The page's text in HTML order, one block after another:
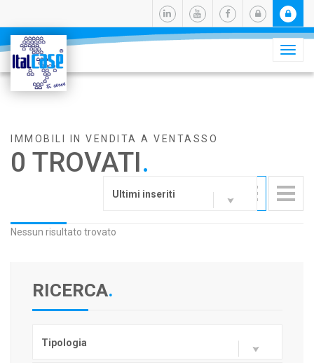
IMMOBILI IN VENDITA A VENTASSO
0 TROVATI.
Ultimi inseriti
Nessun risultato trovato
RICERCA.
Tipologia